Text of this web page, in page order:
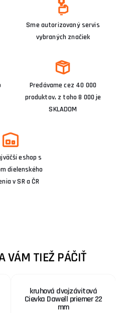
Sme autorizovaný servis
vybraných značiek
Predávame cez 40 000
produktov, z toho 8 000 je
SKLADOM
eshop s
dielenského
v SR a ČR
VÁM TIEŽ PÁČIŤ
kruhová dvojzávitová
Cievka Dawell priemer 22
mm